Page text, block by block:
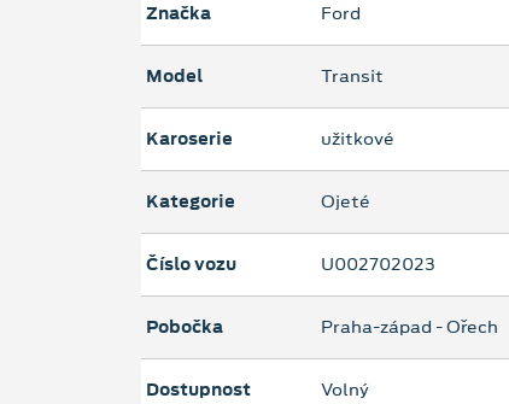
Značka Ford
Model Transit
Karoserie užitkové
Kategorie Ojeté
Číslo vozu U002702023
Pobočka Praha-západ - Ořech
Dostupnost Volný